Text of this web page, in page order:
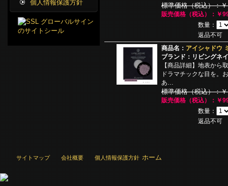
標準価格（税込）：
販売価格（税込）：￥
数量：
返品不可
商品名： アイシャドウ
ブランド：リビングネ
【商品詳細】地表から
ドラマチックな目を。
あ…
標準価格（税込）：
販売価格（税込）：￥
数量：
返品不可
個人情報保護方針
ホーム
サイトマップ 会社概要 個人情報保護方針